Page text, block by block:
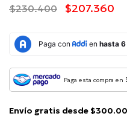
$230.400 $207.360
Paga esta compra en
Envío gratis desde